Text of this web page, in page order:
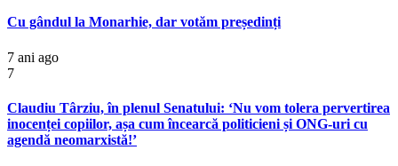
Cu gândul la Monarhie, dar votăm președinți
7 ani ago
7
Claudiu Târziu, în plenul Senatului: ‘Nu vom tolera pervertirea
inocenței copiilor, așa cum încearcă politicieni și ONG-uri cu
agendă neomarxistă!’